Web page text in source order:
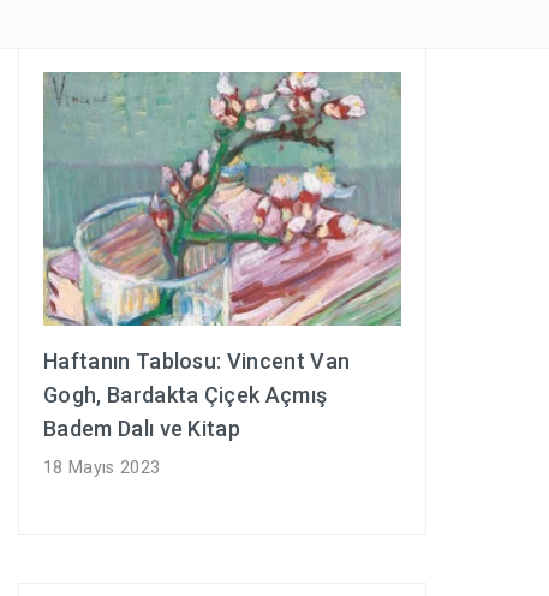
Haftanın Tablosu: Vincent Van
Gogh, Bardakta Çiçek Açmış
Badem Dalı ve Kitap
18 Mayıs 2023